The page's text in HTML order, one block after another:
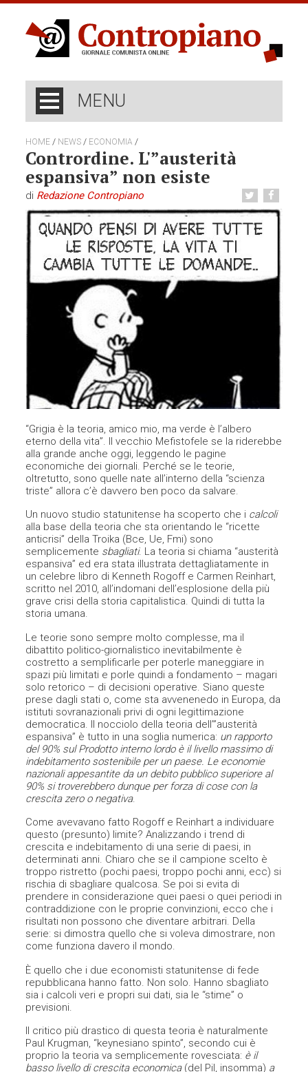
MENU
HOME / NEWS / ECONOMIA /
Contrordine. L'”austerità
espansiva” non esiste
di Redazione Contropiano
“Grigia è la teoria, amico mio, ma verde è l’albero
eterno della vita”. Il vecchio Mefistofele se la riderebbe
alla grande anche oggi, leggendo le pagine
economiche dei giornali. Perché se le teorie,
oltretutto, sono quelle nate all’interno della “scienza
triste” allora c’è davvero ben poco da salvare.
Un nuovo studio statunitense ha scoperto che i calcoli
alla base della teoria che sta orientando le “ricette
anticrisi” della Troika (Bce, Ue, Fmi) sono
semplicemente sbagliati. La teoria si chiama “austerità
espansiva” ed era stata illustrata dettagliatamente in
un celebre libro di Kenneth Rogoff e Carmen Reinhart,
scritto nel 2010, all’indomani dell’esplosione della più
grave crisi della storia capitalistica. Quindi di tutta la
storia umana.
Le teorie sono sempre molto complesse, ma il
dibattito politico-giornalistico inevitabilmente è
costretto a semplificarle per poterle maneggiare in
spazi più limitati e porle quindi a fondamento – magari
solo retorico – di decisioni operative. Siano queste
prese dagli stati o, come sta avvenenedo in Europa, da
istituti sovranazionali privi di ogni legittimazione
democratica. Il nocciolo della teoria dell’”austerità
espansiva” è tutto in una soglia numerica: un rapporto
del 90% sul Prodotto interno lordo è il livello massimo di
indebitamento sostenibile per un paese. Le economie
nazionali appesantite da un debito pubblico superiore al
90% si troverebbero dunque per forza di cose con la
crescita zero o negativa.
Come avevavano fatto Rogoff e Reinhart a individuare
questo (presunto) limite? Analizzando i trend di
crescita e indebitamento di una serie di paesi, in
determinati anni. Chiaro che se il campione scelto è
troppo ristretto (pochi paesi, troppo pochi anni, ecc) si
rischia di sbagliare qualcosa. Se poi si evita di
prendere in considerazione quei paesi o quei periodi in
contraddizione con le proprie convinzioni, ecco che i
risultati non possono che diventare arbitrari. Della
serie: si dimostra quello che si voleva dimostrare, non
come funziona davero il mondo.
È quello che i due economisti statunitense di fede
repubblicana hanno fatto. Non solo. Hanno sbagliato
sia i calcoli veri e propri sui dati, sia le “stime” o
previsioni.
Il critico più drastico di questa teoria è naturalmente
Paul Krugman, “keynesiano spinto”, secondo cui è
proprio la teoria va semplicemente rovesciata: è il
basso livello di crescita economica (del Pil, insomma) a